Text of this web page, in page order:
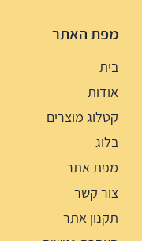
מפת האתר
בית
אודות
קטלוג מוצרים
בלוג
מפת אתר
צור קשר
תקנון אתר